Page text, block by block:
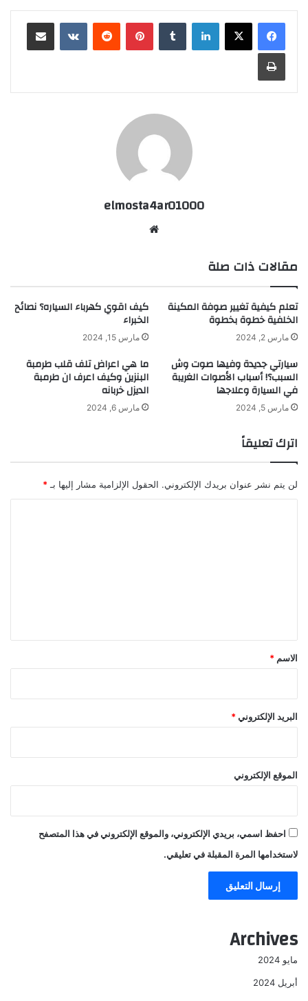
لينكدإن بينتيريست مشاركة عبر البريد
طباعة
elmosta4ar01000
مقالات ذات صلة
تعلم كيفية تغيير صوفة المكينة
الخلفية خطوة بخطوة
مارس 2, 2024
كيف اقوي كهرباء السياره؟ نصائح
الخبراء
مارس 15, 2024
سيارتي جديدة وفيها صوت وش
السبب؟! أسباب الأصوات الغريبة
في السيارة وعلاجها
مارس 5, 2024
ما هي اعراض تلف قلب طرمبة
البنزين وكيف اعرف ان طرمبة
الديزل خربانه
مارس 6, 2024
اترك تعليقاً
لن يتم نشر عنوان بريدك الإلكتروني. الحقول الإلزامية مشار إليها بـ *
*
الاسم *
البريد الإلكتروني *
الموقع الإلكتروني
احفظ اسمي، بريدي الإلكتروني، والموقع الإلكتروني في هذا المتصفح
لاستخدامها المرة المقبلة في تعليقي.
Archives
مايو 2024
أبريل 2024